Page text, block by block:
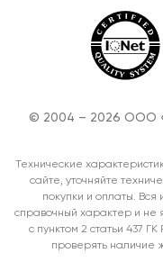
© 2004 – 2026 ООО
Технические
сайте, уточняйте
покупки и оплаты.
справочный характер и не
с пунктом 2 статьи 437
проверять наличие